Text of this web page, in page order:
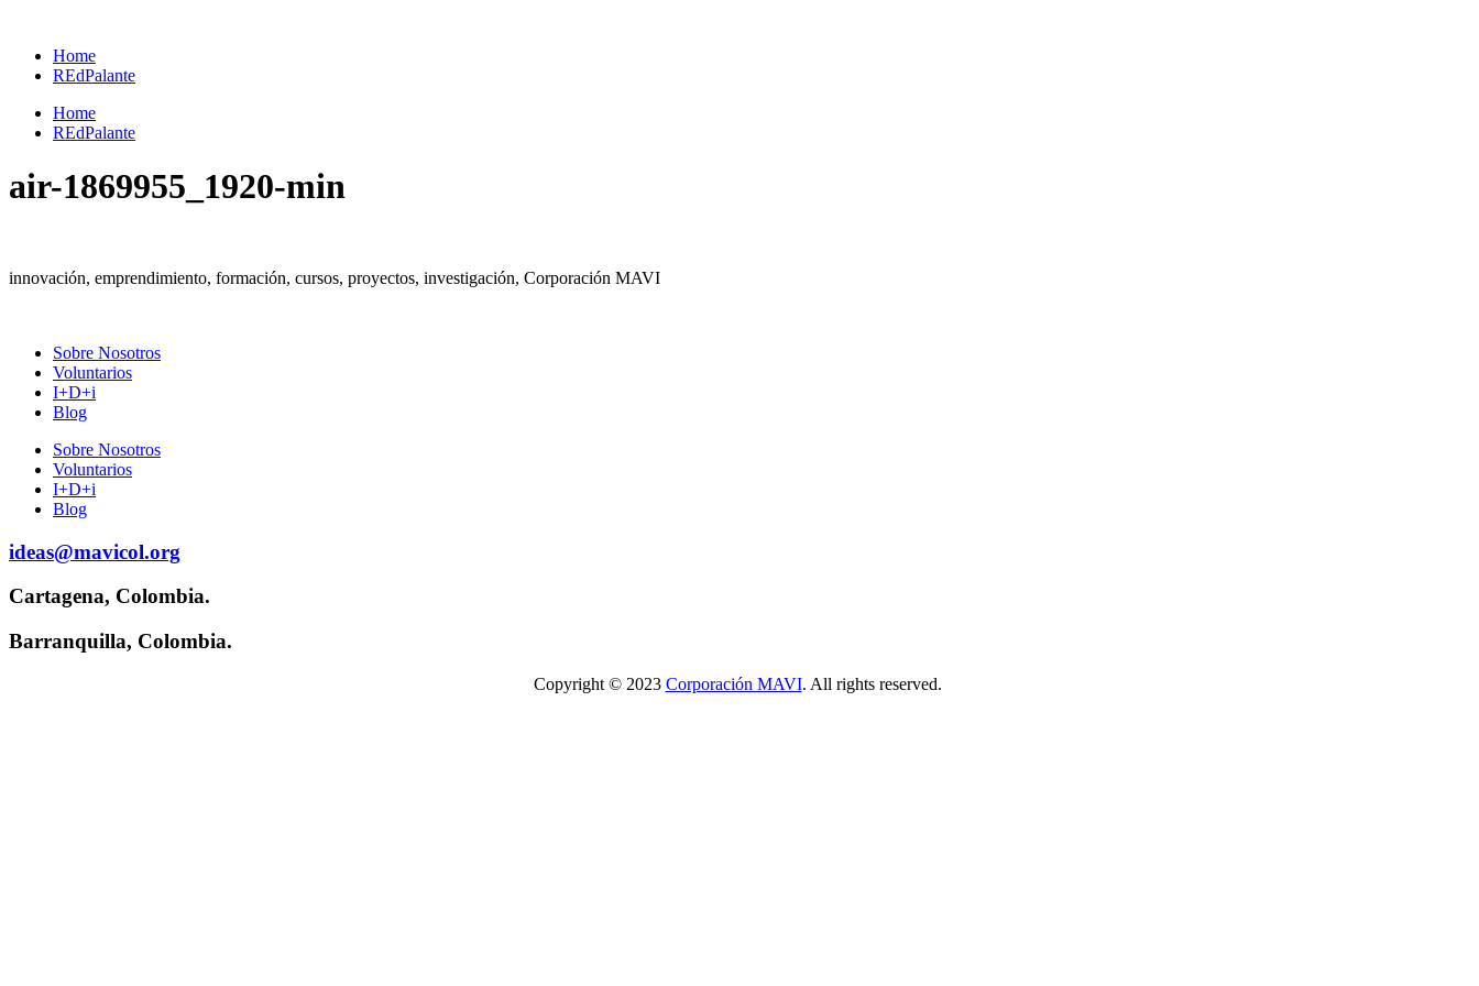
contenidoHome
REdPalante
Home
REdPalante
air-1869955_1920-min
innovación, emprendimiento, formación, cursos, proyectos, investigación, Corporación MAVI
Sobre Nosotros
Voluntarios
I+D+i
Blog
Sobre Nosotros
Voluntarios
I+D+i
Blog
ideas@mavicol.org
Cartagena, Colombia.
Barranquilla, Colombia.
Copyright © 2023 Corporación MAVI. All rights reserved.